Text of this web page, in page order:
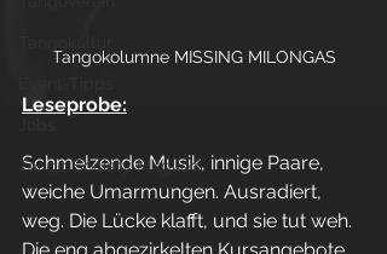
Tango Society Mitglied
Tangokolumne MISSING MILONGAS
Leseprobe:
Schmelzende Musik, innige Paare,
weiche Umarmungen. Ausradiert,
weg. Die Lücke klafft, und sie tut weh.